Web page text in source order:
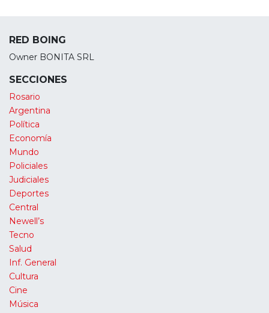
RED BOING
Owner BONITA SRL
SECCIONES
Rosario
Argentina
Política
Economía
Mundo
Policiales
Judiciales
Deportes
Central
Newell’s
Tecno
Salud
Inf. General
Cultura
Cine
Música